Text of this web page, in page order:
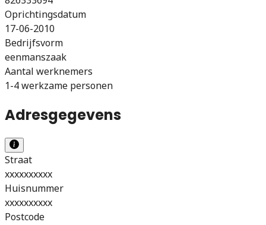
Oprichtingsdatum
17-06-2010
Bedrijfsvorm
eenmanszaak
Aantal werknemers
1-4 werkzame personen
Adresgegevens
Straat
xxxxxxxxxx
Huisnummer
xxxxxxxxxx
Postcode